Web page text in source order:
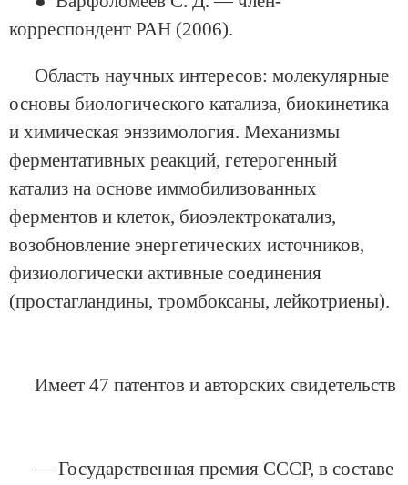
корреспондент РАН (2006).
Область научных интересов: молекулярные
основы биологического катализа, биокинетика
и химическая энззимология. Механизмы
ферментативных реакций, гетерогенный
катализ на основе иммобилизованных
ферментов и клеток, биоэлектрокатализ,
возобновление энергетических источников,
физиологически активные соединения
(простагландины, тромбоксаны, лейкотриены).
Имеет 47 патентов и авторских свидетельств
— Государственная премия СССР, в составе